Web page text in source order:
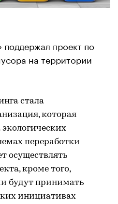
проект по
на территории
стала
которая
переработки
осуществлять
кроме того,
будут принимать
инициативах